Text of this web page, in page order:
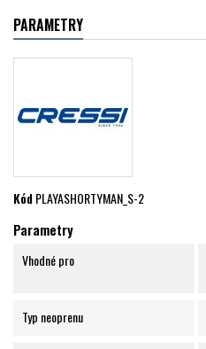
PARAMETRY
KódPLAYASHORTYMAN_S-2
Parametry
Vhodné pro
Typ neoprenu